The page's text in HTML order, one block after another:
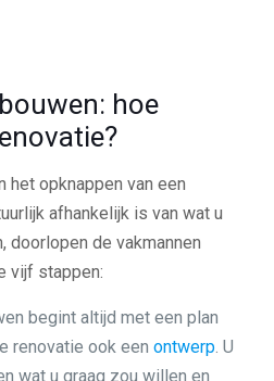
hoe
het opknappen van een
afhankelijk is van wat u
doorlopen de vakmannen
vijf stappen:
begint altijd met een plan
renovatie ook een ontwerp. U
wat u graag zou willen en